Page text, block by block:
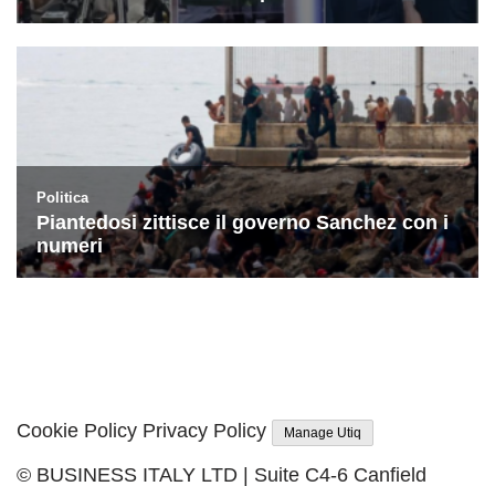
Cookie Policy Privacy Policy Manage Utiq
© BUSINESS ITALY LTD | Suite C4-6 Canfield